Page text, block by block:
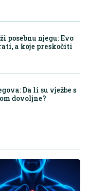
posebnu njegu: Evo
a koje preskočiti
Da li su vježbe s
dovoljne?